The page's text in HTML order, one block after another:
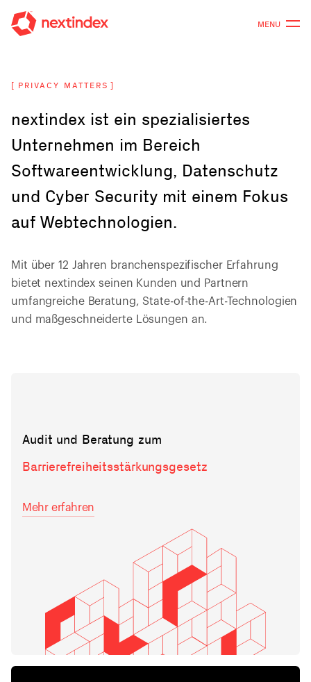
MENU
[ PRIVACY MATTERS ]
nextindex ist ein spezialisiertes
Unternehmen im Bereich
Softwareentwicklung, Datenschutz
und Cyber Security mit einem Fokus
auf Webtechnologien.
Mit über 12 Jahren branchenspezifischer Erfahrung
bietet nextindex seinen Kunden und Partnern
umfangreiche Beratung, State-of-the-Art-Technologien
und maßgeschneiderte Lösungen an.
Audit und Beratung zum
Barrierefreiheitsstärkungsgesetz
Mehr erfahren